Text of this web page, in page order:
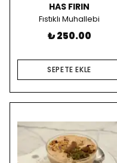
HAS FIRIN
Fıstıklı Muhallebi
₺ 250.00
SEPETE EKLE